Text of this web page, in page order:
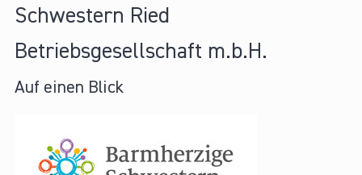
Schwestern Ried
Betriebsgesellschaft m.b.H.
Auf einen Blick